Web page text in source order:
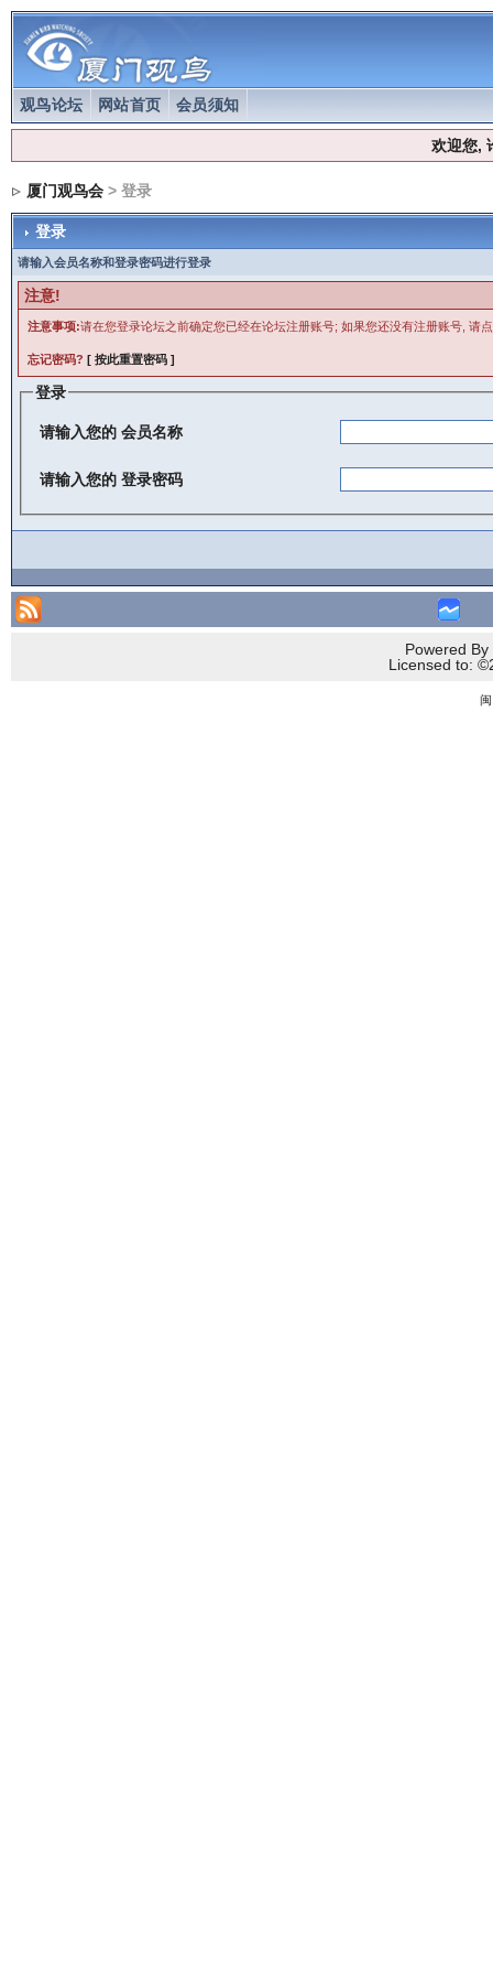
观鸟论坛 网站首页 会员须知
欢迎您,
厦门观鸟会> 登录
登录
请输入会员名称和登录密码进行登录
注意!
注意事项:请在您登录论坛之前确定您已经在论坛注册账号; 如果您还没有注册账号, 请
忘记密码? [ 按此重置密码 ]
登录
请输入您的会员名称
请输入您的登录密码
Powered
Licensed to: